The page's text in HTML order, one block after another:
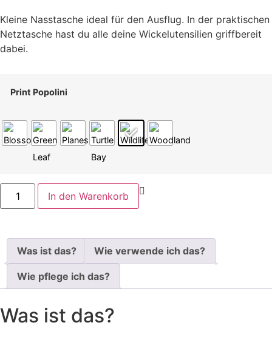
Kleine Nasstasche ideal für den Ausflug. In der praktischen
Netztasche hast du alle deine Wickelutensilien griffbereit
dabei.
Print Popolini
In den Warenkorb
Was ist das? Wie verwende ich das?
Wie pflege ich das?
Was ist das?